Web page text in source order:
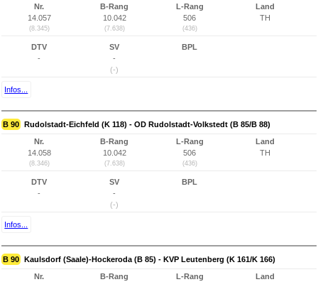
Nr.
14.057
(8.345)
B-Rang
10.042
(7.638)
L-Rang
506
(436)
Land
TH
DTV
-
SV
-
(-)
BPL
Infos...
B 90 Rudolstadt-Eichfeld (K 118) - OD Rudolstadt-Volkstedt (B 85/B 88)
Nr.
14.058
(8.346)
B-Rang
10.042
(7.638)
L-Rang
506
(436)
Land
TH
DTV
-
SV
-
(-)
BPL
Infos...
B 90 Kaulsdorf (Saale)-Hockeroda (B 85) - KVP Leutenberg (K 161/K 166)
Nr.
B-Rang
L-Rang
Land